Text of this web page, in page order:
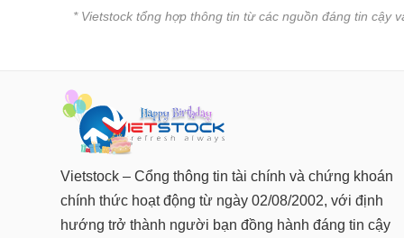
* Vietstock tổng hợp thông tin từ các nguồn đáng tin cậy
Vietstock – Cổng thông tin tài chính và chứng khoán
chính thức hoạt động từ ngày 02/08/2002, với định
hướng trở thành người bạn đồng hành đáng tin cậy